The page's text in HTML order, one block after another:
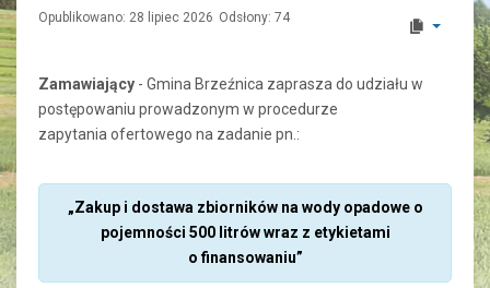
Opublikowano: 28 lipiec 2026 Odsłony: 74
Zamawiający - Gmina Brzeźnica zaprasza do udziału w
postępowaniu prowadzonym w procedurze
zapytania ofertowego na zadanie pn.:
„Zakup i dostawa zbiorników na wody opadowe o
pojemności 500 litrów wraz z etykietami
o finansowaniu”